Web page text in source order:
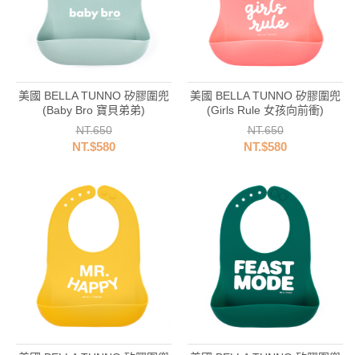
美國 BELLA TUNNO 矽膠圍兜
(Baby Bro 寶貝弟弟)
NT.650
NT.$580
美國 BELLA TUNNO 矽膠圍兜
(Girls Rule 女孩向前衝)
NT.650
NT.$580